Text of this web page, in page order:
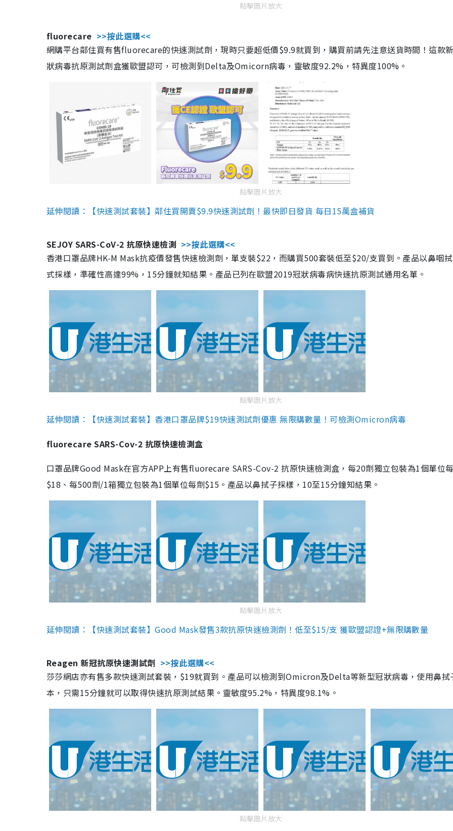
點擊圖片放大
fluorecare >>按此選購<<
網購平台鄰住買有售fluorecare的快速測試劑，現時只要超低價$9.9就買到，購買前請先注意送貨時間！這款
狀病毒抗原測試劑盒獲歐盟認可，可檢測到Delta及Omicorn病毒，靈敏度92.2%，特異度100%。
點擊圖片放大
延伸閱讀：【快速測試套裝】鄰住買開賣$9.9快速測試劑！最快即日發貨 每日15萬盒補貨
SEJOY SARS-CoV-2 抗原快速檢測 >>按此選購<<
香港口罩品牌HK-M Mask抗疫價發售快速檢測劑，單支裝$22，而購買500套裝低至$20/支買到。產品以鼻咽
式採樣，準確性高達99%，15分鐘就知結果。產品已列在歐盟2019冠狀病毒病快速抗原測試通用名單。
點擊圖片放大
延伸閱讀：【快速測試套裝】香港口罩品牌$19快速測試劑優惠 無限購數量！可檢測Omicron病毒
fluorecare SARS-Cov-2 抗原快速檢測盒
口罩品牌Good Mask在官方APP上有售fluorecare SARS-Cov-2 抗原快速檢測盒，每20劑獨立包裝為1個單位
$18、每500劑/1箱獨立包裝為1個單位每劑$15。產品以鼻拭子採樣，10至15分鐘知結果。
點擊圖片放大
延伸閱讀：【快速測試套裝】Good Mask發售3款抗原快速檢測劑！低至$15/支 獲歐盟認證+無限購數量
Reagen 新冠抗原快速測試劑 >>按此選購<<
莎莎網店亦有售多款快速測試套裝，$19就買到。產品可以檢測到Omicron及Delta等新型冠狀病毒，使用鼻拭
本，只需15分鐘就可以取得快速抗原測試結果。靈敏度95.2%，特異度98.1%。
點擊圖片放大